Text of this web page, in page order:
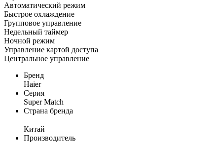
Автоматический режим
Быстрое охлаждение
Групповое управление
Недельный таймер
Ночной режим
Управление картой доступа
Центральное управление
Бренд
Haier
Серия
Super Match
Страна бренда
Китай
Производитель